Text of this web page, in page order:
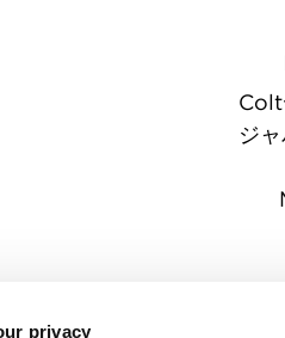
privacy
Colt
ジ